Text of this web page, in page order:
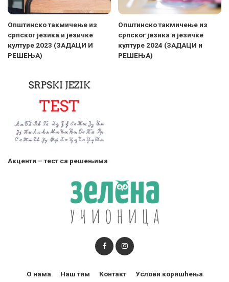
Општинско такмичење из
српског језика и језичке
културе 2023 (ЗАДАЦИ И
РЕШЕЊА)
Општинско такмичење из
српског језика и језичке
културе 2024 (ЗАДАЦИ и
РЕШЕЊА)
Акценти – тест са решењима
О нама Наш тим Контакт Услови коришћења